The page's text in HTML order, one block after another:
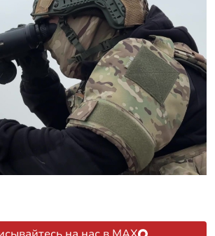
жительницу Эстонии после
в Россию
фото Пугачевой вызвало неожиданную
о переломе
05 августа 2026 в 05:31
ВСУ снарядом «За
успехи ВС РФ к утру 5